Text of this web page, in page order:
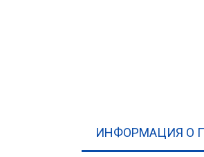
ИНФОРМАЦИЯ О